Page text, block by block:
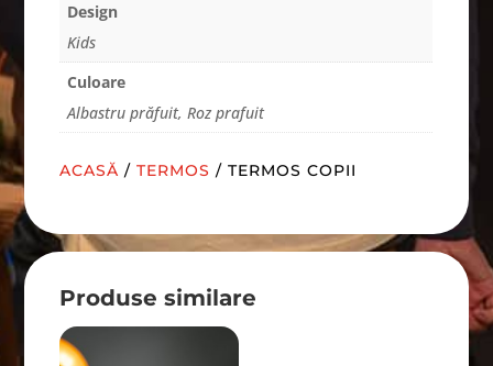
Design
Kids
Culoare
Albastru prăfuit, Roz prafuit
ACASĂ /TERMOS / TERMOS COPII
Produse similare